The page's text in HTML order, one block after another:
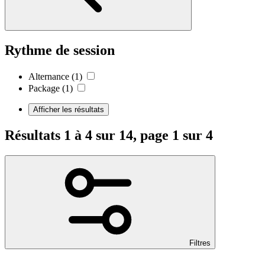
Rythme de session
Alternance (1)
Package (1)
Afficher les résultats
Résultats 1 à 4 sur 14, page 1 sur 4
Filtres